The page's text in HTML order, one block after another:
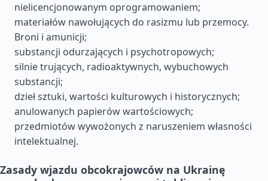
nielicencjonowanym oprogramowaniem;
materiałów nawołujących do rasizmu lub przemocy.
Broni i amunicji;
substancji odurzających i psychotropowych;
silnie trujących, radioaktywnych, wybuchowych
substancji;
dzieł sztuki, wartości kulturowych i historycznych;
anulowanych papierów wartościowych;
przedmiotów wywożonych z naruszeniem własności
intelektualnej.
Zasady wjazdu obcokrajowców na Ukrainę